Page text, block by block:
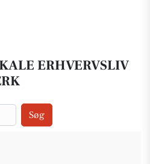
ERHVERVSLIV
Søg